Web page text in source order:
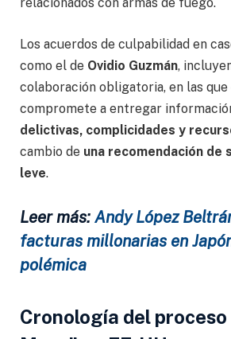
Los acuerdos de culpabilidad en
como el de Ovidio Guzmán,
colaboración obligatoria, en las que
compromete a entregar
delictivas, complicidades y
cambio de una recomendación de
leve.
Leer más: Andy López
facturas millonarias en
polémica
Cronología del proceso